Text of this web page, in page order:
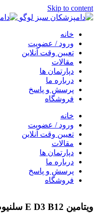
Skip to content
خانه
ورود / عضویت
تعیین وقت آنلاین
مقالات
دپارتمان ها
درباره ما
پرسش و پاسخ
فروشگاه
خانه
ورود / عضویت
تعیین وقت آنلاین
مقالات
دپارتمان ها
درباره ما
پرسش و پاسخ
فروشگاه
ویتامین E D3 B12 سلنیوم